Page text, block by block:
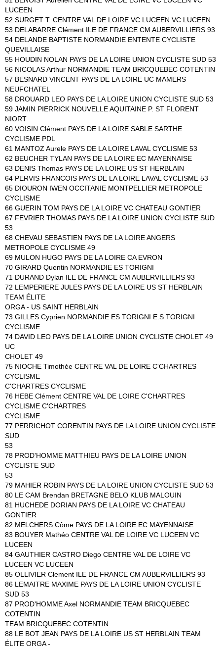
LUCEEN
52 SURGET T. CENTRE VAL DE LOIRE VC LUCEEN VC LUCEEN
53 DELABARRE Clément ILE DE FRANCE CM AUBERVILLIERS 93
54 DELANDE BAPTISTE NORMANDIE ENTENTE CYCLISTE
QUEVILLAISE
55 HOUDIN NOLAN PAYS DE LA LOIRE UNION CYCLISTE SUD 53
56 NICOLAS Arthur NORMANDIE TEAM BRICQUEBEC COTENTIN
57 BESNARD VINCENT PAYS DE LA LOIRE UC MAMERS
NEUFCHATEL
58 DROUARD LEO PAYS DE LA LOIRE UNION CYCLISTE SUD 53
59 JAMIN PIERRICK NOUVELLE AQUITAINE P. ST FLORENT
NIORT
60 VOISIN Clément PAYS DE LA LOIRE SABLE SARTHE
CYCLISME PDL
61 MANTOZ Aurele PAYS DE LA LOIRE LAVAL CYCLISME 53
62 BEUCHER TYLAN PAYS DE LA LOIRE EC MAYENNAISE
63 DENIS Thomas PAYS DE LA LOIRE US ST HERBLAIN
64 PERVIS FRANCOIS PAYS DE LA LOIRE LAVAL CYCLISME 53
65 DIOURON IWEN OCCITANIE MONTPELLIER METROPOLE
CYCLISME
66 GUERIN TOM PAYS DE LA LOIRE VC CHATEAU GONTIER
67 FEVRIER THOMAS PAYS DE LA LOIRE UNION CYCLISTE SUD
53
68 CHEVAU SEBASTIEN PAYS DE LA LOIRE ANGERS
METROPOLE CYCLISME 49
69 MULON HUGO PAYS DE LA LOIRE CA EVRON
70 GIRARD Quentin NORMANDIE ES TORIGNI
71 DURAND Dylan ILE DE FRANCE CM AUBERVILLIERS 93
72 LEMPERIERE JULES PAYS DE LA LOIRE US ST HERBLAIN
TEAM ÉLITE
ORGA - US SAINT HERBLAIN
73 GILLES Cyprien NORMANDIE ES TORIGNI E.S TORIGNI
CYCLISME
74 DAVID LEO PAYS DE LA LOIRE UNION CYCLISTE CHOLET 49
UC
CHOLET 49
75 NIOCHE Timothée CENTRE VAL DE LOIRE C'CHARTRES
CYCLISME
C'CHARTRES CYCLISME
76 HEBE Clément CENTRE VAL DE LOIRE C'CHARTRES
CYCLISME C'CHARTRES
CYCLISME
77 PERRICHOT CORENTIN PAYS DE LA LOIRE UNION CYCLISTE
SUD
53
78 PROD'HOMME MATTHIEU PAYS DE LA LOIRE UNION
CYCLISTE SUD
53
79 MAHIER ROBIN PAYS DE LA LOIRE UNION CYCLISTE SUD 53
80 LE CAM Brendan BRETAGNE BELO KLUB MALOUIN
81 HUCHEDE DORIAN PAYS DE LA LOIRE VC CHATEAU
GONTIER
82 MELCHERS Côme PAYS DE LA LOIRE EC MAYENNAISE
83 BOUYER Mathéo CENTRE VAL DE LOIRE VC LUCEEN VC
LUCEEN
84 GAUTHIER CASTRO Diego CENTRE VAL DE LOIRE VC
LUCEEN VC LUCEEN
85 OLLIVIER Clement ILE DE FRANCE CM AUBERVILLIERS 93
86 LEMAITRE MAXIME PAYS DE LA LOIRE UNION CYCLISTE
SUD 53
87 PROD'HOMME Axel NORMANDIE TEAM BRICQUEBEC
COTENTIN
TEAM BRICQUEBEC COTENTIN
88 LE BOT JEAN PAYS DE LA LOIRE US ST HERBLAIN TEAM
ÉLITE ORGA -